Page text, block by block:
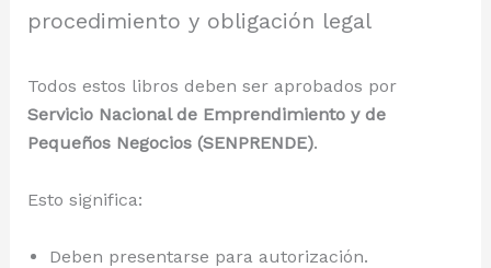
procedimiento y obligación legal
Todos estos libros deben ser aprobados por
Servicio Nacional de Emprendimiento y de
Pequeños Negocios (SENPRENDE).
Esto significa:
Deben presentarse para autorización.